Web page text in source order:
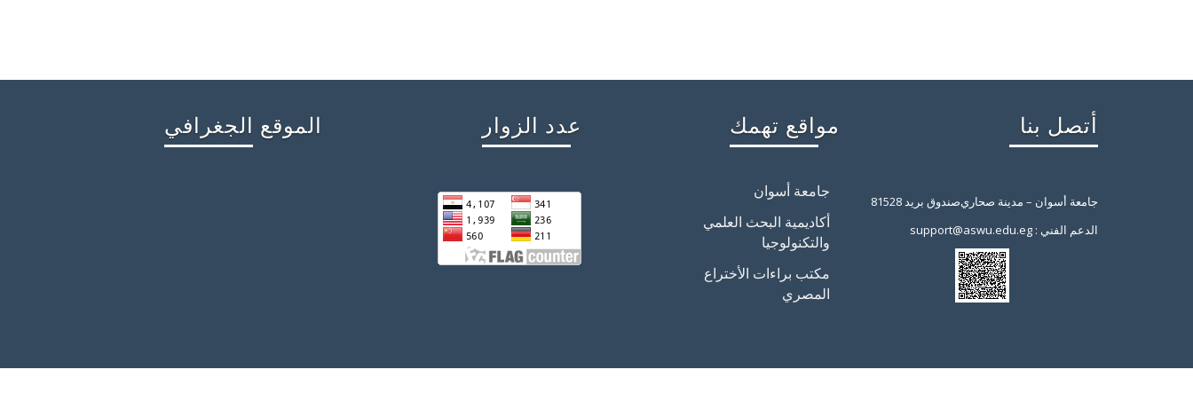
الموقع الجغرافي عدد الزوار مواقع تهمك
جامعة أسوان
أكاديمية البحث العلمي
والتكنولوجيا
مكتب براءات الأختراع
المصري
أتصل بنا
جامعة أسوان – مدينة صحاريصندوق بريد 81528
support@aswu.edu.eg : الدعم الفني